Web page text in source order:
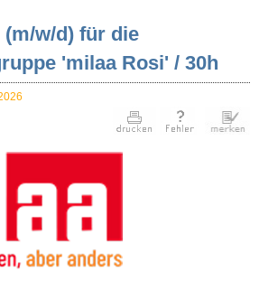
w/d) für die
'milaa Rosi' / 30h